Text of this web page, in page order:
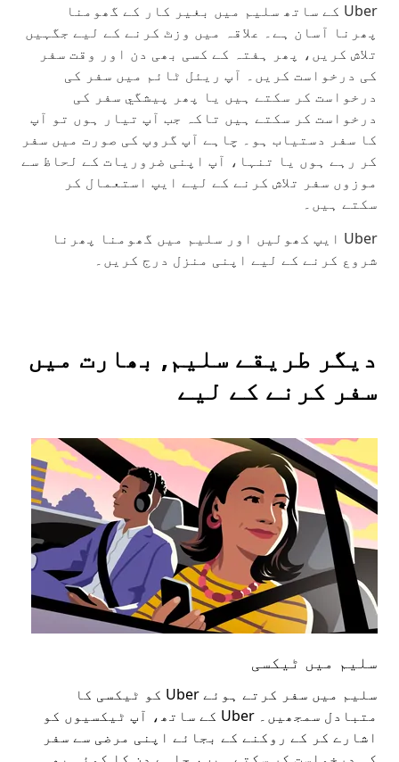
Uber کے ساتھ سلیم میں بغیر کار کے گھومنا
پھرنا آسان ہے۔ علاقہ میں وزٹ کرنے کے لیے جگہیں
تلاش کریں، پھر ہفتہ کے کسی بھی دن اور وقت سفر
کی درخواست کریں۔ آپ ریئل ٹائم میں سفر کی
درخواست کر سکتے ہیں یا پھر پیشگي سفر کی
درخواست کر سکتے ہیں تاکہ جب آپ تیار ہوں تو آپ
کا سفر دستیاب ہو۔ چاہے آپ گروپ کی صورت میں سفر
کر رہے ہوں یا تنہا، آپ اپنی ضروریات کے لحاظ سے
موزوں سفر تلاش کرنے کے لیے ایپ استعمال کر
سکتے ہیں۔
Uber ایپ کھولیں اور سلیم میں گھومنا پھرنا
شروع کرنے کے لیے اپنی منزل درج کریں۔
دیگر طریقے سلیم, بھارت میں
سفر کرنے کے لیے
سلیم میں ٹیکسی
سلیم میں سفر کرتے ہوئے Uber کو ٹیکسی کا
متبادل سمجھیں۔ Uber کے ساتھ، آپ ٹیکسیوں کو
اشارے کر کے روکنے کے بجائے اپنی مرضی سے سفر